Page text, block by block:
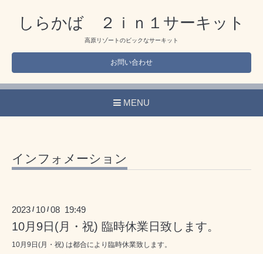
しらかば ２ｉｎ１サーキット
高原リゾートのビックなサーキット
お問い合わせ
MENU
インフォメーション
2023 / 10 /08 19:49
10月9日(月・祝) 臨時休業日致します。
10月9日(月・祝) は都合により臨時休業致します。